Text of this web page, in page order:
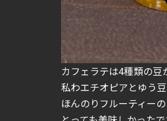
カフェラテは4種類の
私わエチオピアとゆう
ほんのりフルーティー